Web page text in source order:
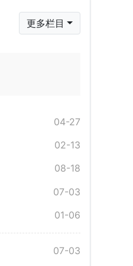
更多栏目
04-27
02-13
08-18
07-03
01-06
07-03